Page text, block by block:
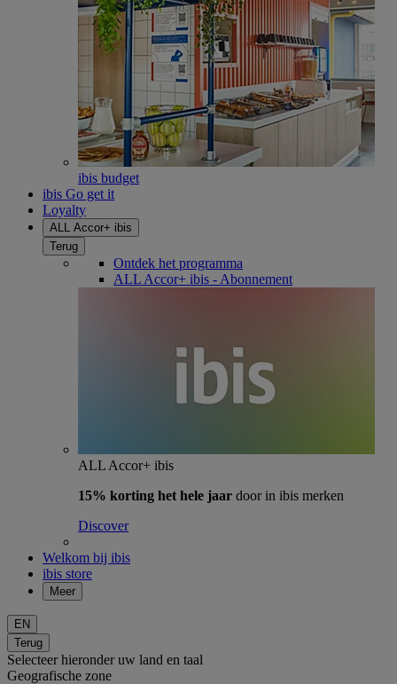
ibis budget
ibis Go get it
Loyalty
ALL Accor+ ibis
Terug
Ontdek het programma
ALL Accor+ ibis - Abonnement
ALL Accor+ ibis
15% korting het hele jaar door in ibis merken
Discover
Welkom bij ibis
ibis store
Meer
EN
Terug
Selecteer hieronder uw land en taal
Geografische zone